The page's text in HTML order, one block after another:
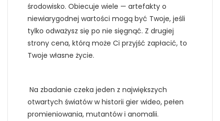
środowisko. Obiecuje wiele — artefakty o
niewiarygodnej wartości mogą być Twoje, jeśli
tylko odważysz się po nie sięgnąć. Z drugiej
strony cena, którą może Ci przyjść zapłacić, to
Twoje własne życie.
Na zbadanie czeka jeden z największych
otwartych światów w historii gier wideo, pełen
promieniowania, mutantów i anomalii.